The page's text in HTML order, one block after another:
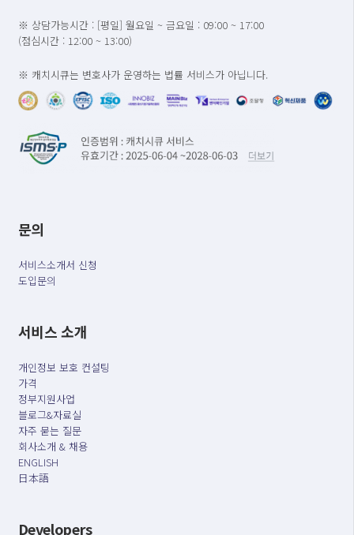
※ 상담가능시간 : [평일] 월요일 ~ 금요일 : 09:00 ~ 17:00
(점심시간 : 12:00 ~ 13:00)
※ 캐치시큐는 변호사가 운영하는 법률 서비스가 아닙니다.
문의
서비스소개서 신청
도입문의
서비스 소개
개인정보 보호 컨설팅
가격
정부지원사업
블로그&자료실
자주 묻는 질문
회사소개 & 채용
ENGLISH
日本語
Developers